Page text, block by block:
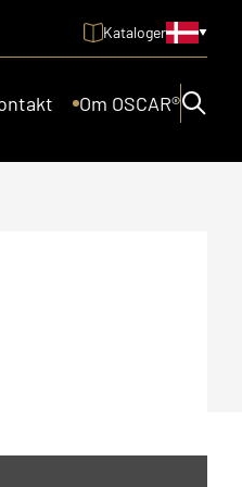
Kataloger
Om OSCAR®